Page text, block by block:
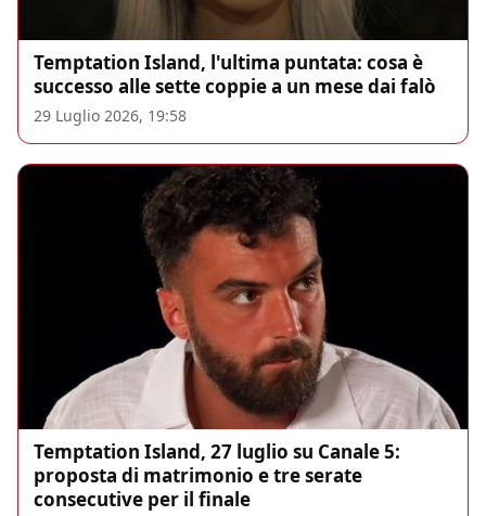
Temptation Island, l'ultima puntata: cosa è
successo alle sette coppie a un mese dai falò
29 Luglio 2026, 19:58
Temptation Island, 27 luglio su Canale 5:
proposta di matrimonio e tre serate
consecutive per il finale